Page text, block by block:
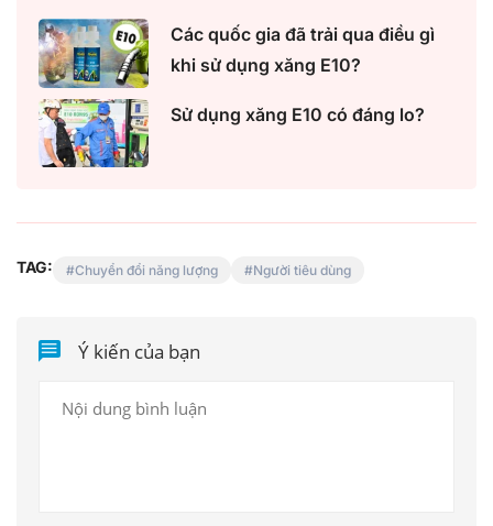
Các quốc gia đã trải qua điều gì
khi sử dụng xăng E10?
Sử dụng xăng E10 có đáng lo?
TAG: Chuyển đổi năng lượng Người tiêu dùng
Ý kiến của bạn